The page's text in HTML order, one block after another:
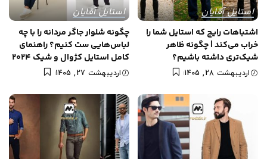
استایل آقایان
اشتباهات رایج که استایل شما را
خراب می‌کند | چگونه ظاهر
شیک‌تری داشته باشیم؟
اردیبهشت 28, 1405
استایل آقایان
چگونه شلوار جاگر مردانه را با چه
لباس‌هایی ست کنیم؟ راهنمای
کامل استایل کژوال و شیک 2024
اردیبهشت 27, 1405